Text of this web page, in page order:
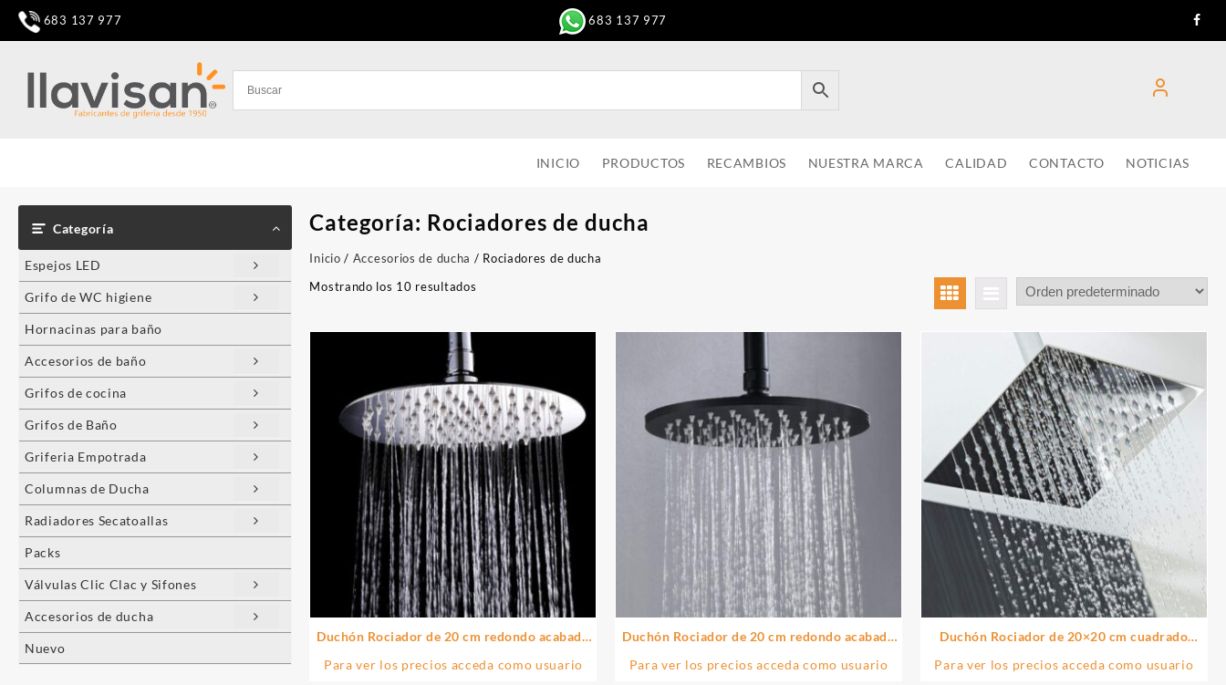
Saltar
683 137 977 683 137 977
INICIO PRODUCTOS RECAMBIOS NUESTRA MARCA CALIDAD CONTACTO NOTICIAS
Categoría
Espejos LED
Grifo de WC higiene
Hornacinas para baño
Accesorios de baño
Grifos de cocina
Grifos de Baño
Griferia Empotrada
Columnas de Ducha
Radiadores Secatoallas
Packs
Válvulas Clic Clac y Sifones
Accesorios de ducha
Nuevo
Categoría: Rociadores de ducha
Inicio / Accesorios de ducha / Rociadores de ducha
Mostrando los 10 resultados
Duchón Rociador de 20 cm redondo acabado
Para ver los precios acceda como usuario
Duchón Rociador de 20 cm redondo acabado
Para ver los precios acceda como usuario
Duchón Rociador de 20×20 cm cuadrado
Para ver los precios acceda como usuario